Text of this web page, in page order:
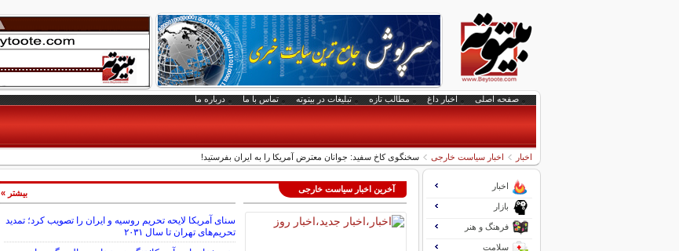
صفحه اصلی اخبار داغ مطالب تازه تبلیغات در بیتوته تماس با ما درباره ما
اخبار اخبار سیاست خارجی سخنگوی کاخ سفید: جوانان معترض آمریکا را به ایران بفرستید!
آخرین اخبار سیاست خارجی
سنای آمریکا لایحه تحریم روسیه و ایران را تصویب کرد؛ تمدید
تحریم‌های تهران تا سال ۲۰۳۱
بیشتر »
اخبار
بازار
فرهنگ و هنر
سلامت